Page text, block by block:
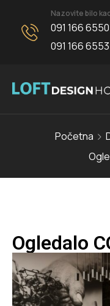
Nazovite bilo
091 166 6550
091 166 6553
Početna
Ogledalo